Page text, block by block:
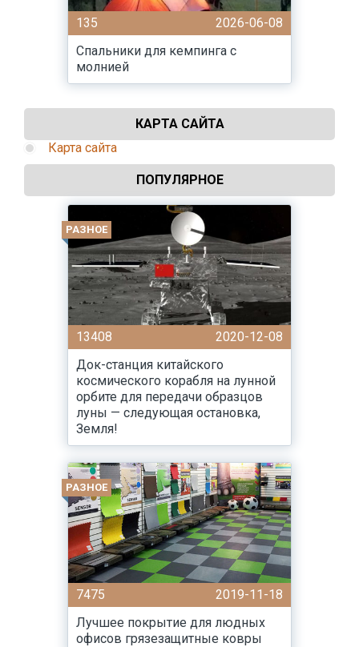
135
2026-06-08
Спальники для кемпинга с
молнией
КАРТА САЙТА
Карта сайта
ПОПУЛЯРНОЕ
РАЗНОЕ
13408
2020-12-08
Док-станция китайского
космического корабля на лунной
орбите для передачи образцов
луны — следующая остановка,
Земля!
РАЗНОЕ
7475
2019-11-18
Лучшее покрытие для людных
офисов грязезащитные ковры